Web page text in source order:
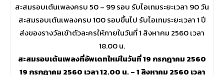
สะสมรอบเต้นเพลงครบ 50 – 99 รอบ รับไอเทมระยะเวลา 90 วัน
สะสมรอบเต้นเพลงครบ 100 รอบขึ้นไป รับไอเทมระยะเวลา 1 ปี
ส่งของรางวัลเข้าตัวละครให้ภายในวันที่ 1 สิงหาคม 2560 เวลา
18.00 น.
สะสมรอบเต้นเพลงที่อัพเดทใหม่ในวันที่ 19 กรกฎาคม 2560
19 กรกฎาคม 2560 เวลา 12.00 น. – 1 สิงหาคม 2560 เวลา